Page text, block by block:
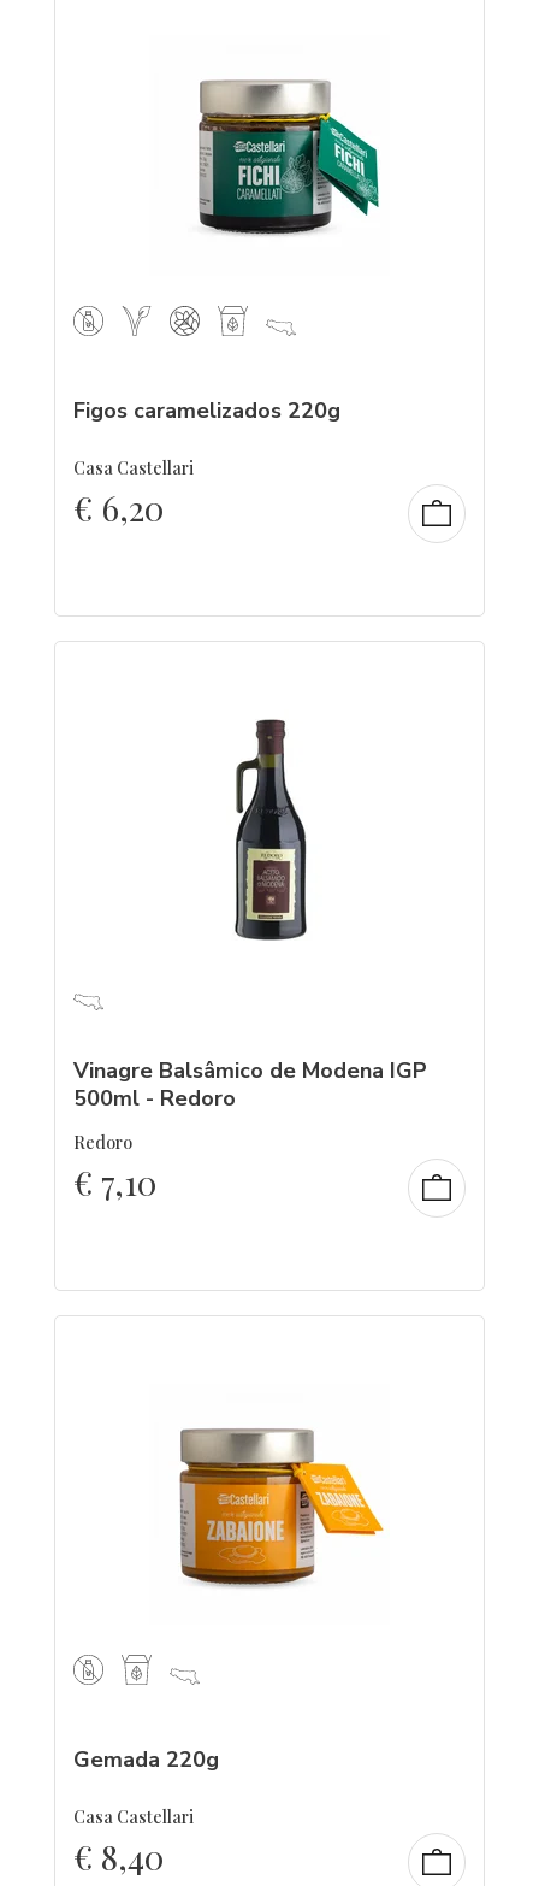
Figos caramelizados 220g
Casa Castellari
€ 6,20
Vinagre Balsâmico de Modena IGP
500ml - Redoro
Redoro
€ 7,10
Gemada 220g
Casa Castellari
€ 8,40